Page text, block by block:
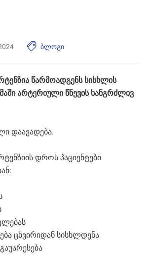
ბლოგი
წარმოადგენს სისხლის
არტერიული წნევის ხანგრძლივ
დაავადება.
დროს პაციენტები
ცხვირიდან სისხლდენა